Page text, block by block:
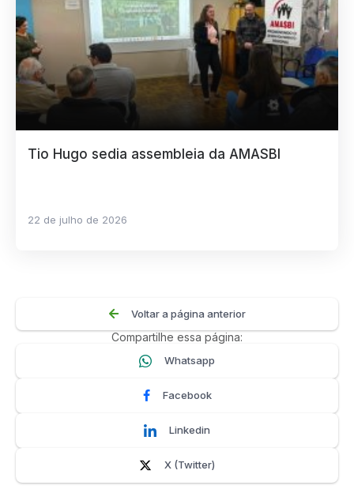
Tio Hugo sedia assembleia da AMASBI
22 de julho de 2026
Voltar a página anterior
Compartilhe essa página:
Whatsapp
Facebook
Linkedin
X (Twitter)